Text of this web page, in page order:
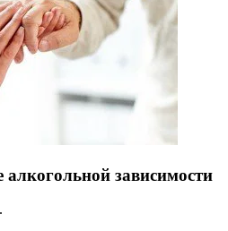
алкогольной зависимости